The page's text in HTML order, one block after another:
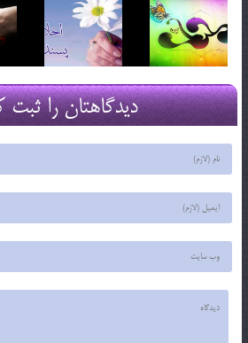
دیدگاهتان را ثبت